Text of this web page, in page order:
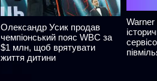
Олександр Усик продав
чемпіонський пояс WBC за
$1 млн, щоб врятувати
життя дитини
Warner